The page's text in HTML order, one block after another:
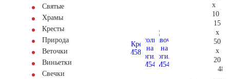
Святые
Храмы
Кресты
Природа
Веточки
Виньетки
Свечки
x
10
15
x
50
x
20